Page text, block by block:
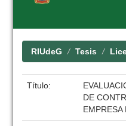
RIUdeG Tesis
Título:
DE
EMPRESA